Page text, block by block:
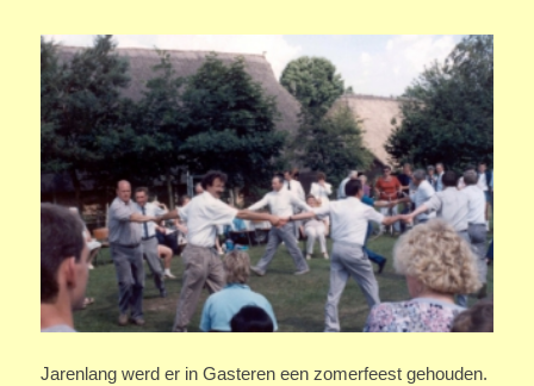
Jarenlang werd er in Gasteren een zomerfeest gehouden.